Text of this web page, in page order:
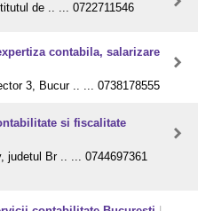
de .. ... 0722711546
contabila, salarizare
3, Bucur .. ... 0738178555
si fiscalitate
judetul Br .. ... 0744697361